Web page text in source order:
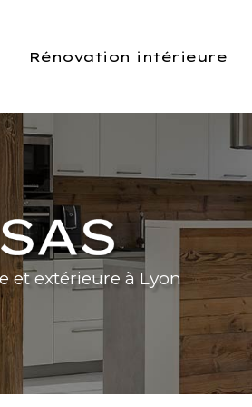
Rénovation intérieure
et extérieure à Lyon